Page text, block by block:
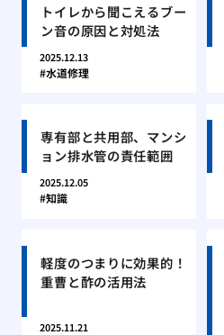
トイレから聞こえるブー
ン音の原因と対処法
2025.12.13
水道修理
専有部と共用部、マンシ
ョン排水管の責任範囲
2025.12.05
知識
軽度のつまりに効果的！
重曹と酢の活用法
2025.11.21